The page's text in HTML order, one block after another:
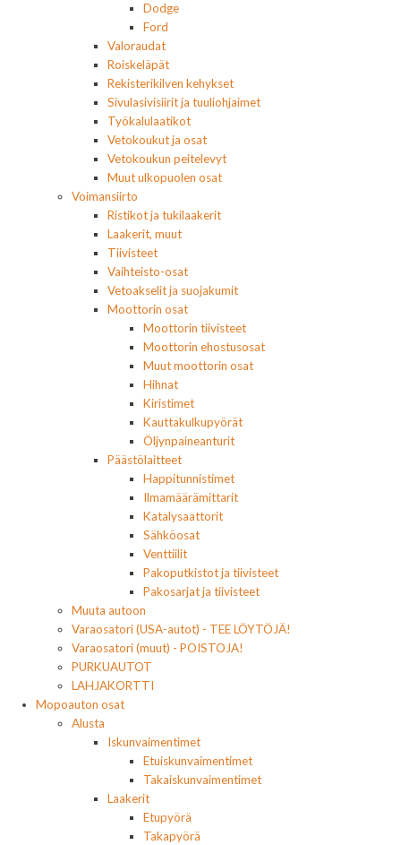
Dodge
Ford
Valoraudat
Roiskeläpät
Rekisterikilven kehykset
Sivulasivisiirit ja tuuliohjaimet
Työkalulaatikot
Vetokoukut ja osat
Vetokoukun peitelevyt
Muut ulkopuolen osat
Voimansiirto
Ristikot ja tukilaakerit
Laakerit, muut
Tiivisteet
Vaihteisto-osat
Vetoakselit ja suojakumit
Moottorin osat
Moottorin tiivisteet
Moottorin ehostusosat
Muut moottorin osat
Hihnat
Kiristimet
Kauttakulkupyörät
Öljynpaineanturit
Päästölaitteet
Happitunnistimet
Ilmamäärämittarit
Katalysaattorit
Sähköosat
Venttiilit
Pakoputkistot ja tiivisteet
Pakosarjat ja tiivisteet
Muuta autoon
Varaosatori (USA-autot) - TEE LÖYTÖJÄ!
Varaosatori (muut) - POISTOJA!
PURKUAUTOT
LAHJAKORTTI
Mopoauton osat
Alusta
Iskunvaimentimet
Etuiskunvaimentimet
Takaiskunvaimentimet
Laakerit
Etupyörä
Takapyörä